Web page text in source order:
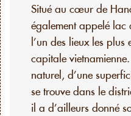
Situé au cœur de
également appelé lac
l’un des lieux les
capitale
naturel, d’une
se trouve dans le
il a d’ailleurs donné